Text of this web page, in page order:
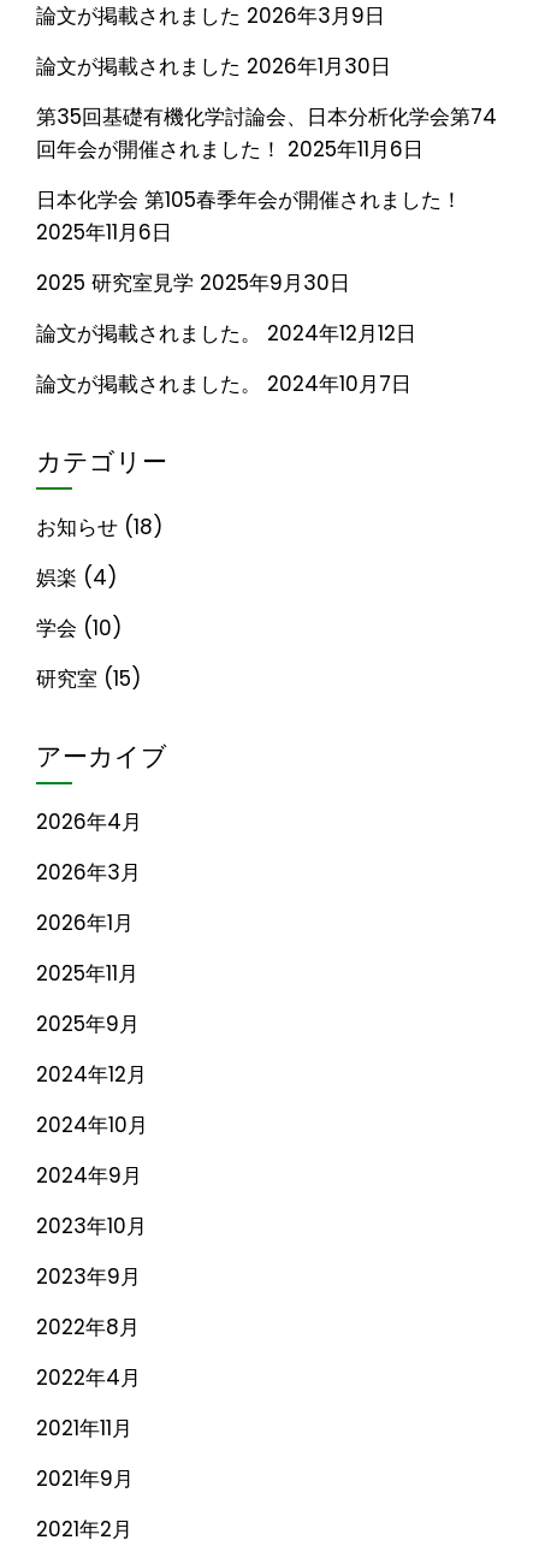
論文が掲載されました 2026年3月9日
論文が掲載されました 2026年1月30日
第35回基礎有機化学討論会、日本分析化学会第74
回年会が開催されました！ 2025年11月6日
日本化学会 第105春季年会が開催されました！
2025年11月6日
2025 研究室見学 2025年9月30日
論文が掲載されました。
2024年12月12日
論文が掲載されました。
2024年10月7日
カテゴリー
お知らせ (18)
娯楽 (4)
学会 (10)
研究室 (15)
アーカイブ
2026年4月
2026年3月
2026年1月
2025年11月
2025年9月
2024年12月
2024年10月
2024年9月
2023年10月
2023年9月
2022年8月
2022年4月
2021年11月
2021年9月
2021年2月